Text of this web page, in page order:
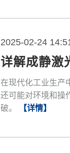
2025-02-24
详解成静激
在现代化工业生产
还可能对环境和操
破。
【详情】